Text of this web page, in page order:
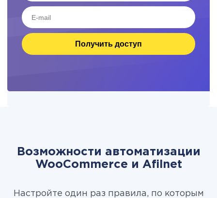
Получить доступ
Возможности автоматизации
WooCommerce и Afilnet
Настройте один раз правила, по которым